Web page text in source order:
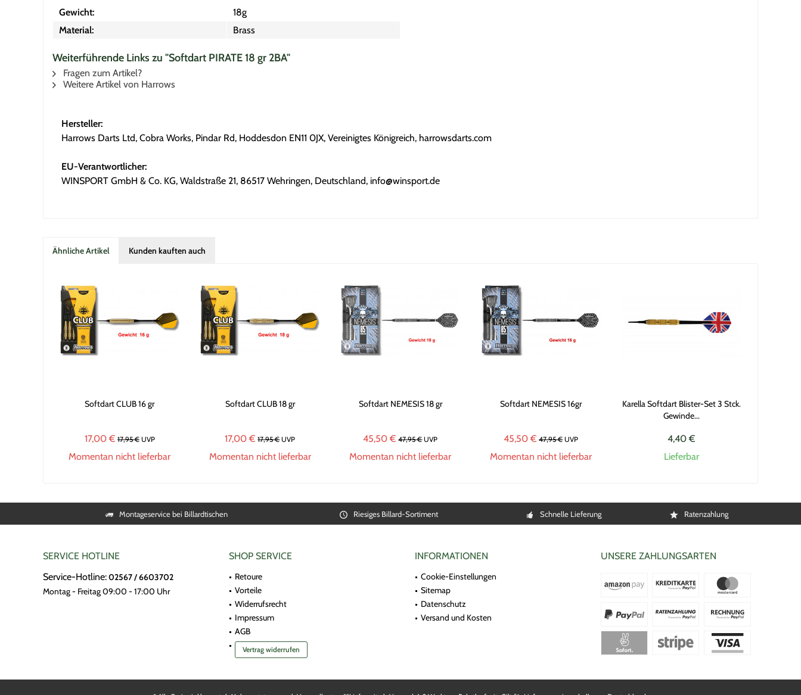
Gewicht:
18g
Material:
Brass
Weiterführende Links zu "Softdart PIRATE 18 gr 2BA"
Fragen zum Artikel?
Weitere Artikel von Harrows
Hersteller:
Harrows Darts Ltd, Cobra Works, Pindar Rd, Hoddesdon EN11 0JX, Vereinigtes Königreich, harrowsdarts.com
EU-Verantwortlicher:
WINSPORT GmbH & Co. KG, Waldstraße 21, 86517 Wehringen, Deutschland, info@winsport.de
Ähnliche Artikel Kunden kauften auch
Softdart CLUB 16 gr
17,00 € 17,95 €UVP
Momentan nicht lieferbar
Softdart CLUB 18 gr
17,00 € 17,95 €UVP
Momentan nicht lieferbar
Softdart NEMESIS 18 gr
45,50 € 47,95 €UVP
Momentan nicht lieferbar
Softdart NEMESIS 16gr
45,50 € 47,95 € UVP
Momentan nicht lieferbar
Karella Softdart Blister-Set 3 Stck.
Gewinde...
4,40 €
Lieferbar
Montageservice bei Billardtischen Riesiges Billard-Sortiment Schnelle Lieferung Ratenzahlung
SERVICE HOTLINE
Service-Hotline:02567 / 6603702
Montag - Freitag 09:00 - 17:00 Uhr
SHOP SERVICE
Retoure
Vorteile
Widerrufsrecht
Impressum
AGB
Vertrag widerrufen
INFORMATIONEN
Cookie-Einstellungen
Sitemap
Datenschutz
Versand und Kosten
UNSERE ZAHLUNGSARTEN